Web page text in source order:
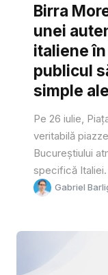
Birra
unei
italiene
publicul
simple
Pe 26 iulie,
veritabilă
Bucureștiului
specifică
Gabriel